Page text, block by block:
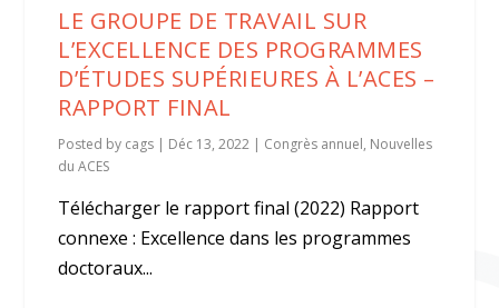
LE GROUPE DE TRAVAIL SUR
L’EXCELLENCE DES PROGRAMMES
D’ÉTUDES SUPÉRIEURES À L’ACES –
RAPPORT FINAL
Posted by cags | Déc 13, 2022 | Congrès annuel, Nouvelles
du ACES
Télécharger le rapport final (2022) Rapport
connexe : Excellence dans les programmes
doctoraux...